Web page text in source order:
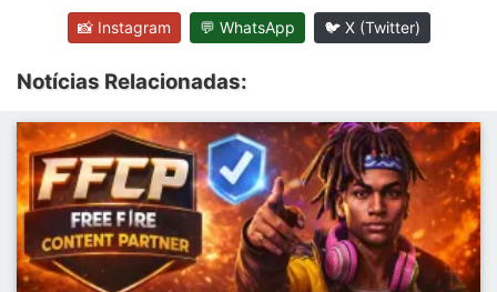
📸 Instagram 💬 WhatsApp 🐦 X (Twitter)
Notícias Relacionadas: